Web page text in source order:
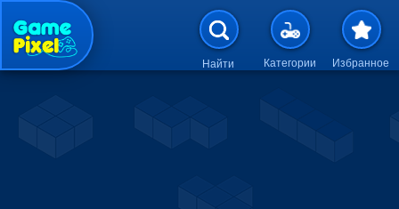
Перейти к основному
Найти Категории Избранное